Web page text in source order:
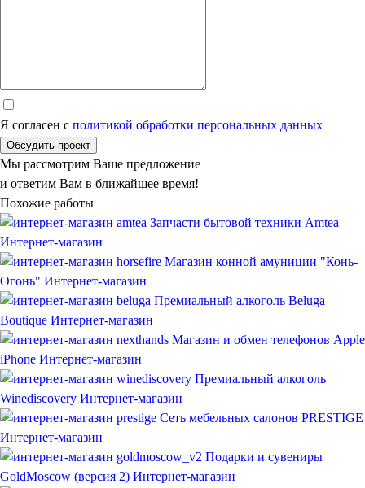
Я согласен с политикой обработки персональных данных
Обсудить проект
Мы рассмотрим Ваше предложение
и ответим Вам в ближайшее время!
Похожие работы
Запчасти бытовой техники Amtea
Интернет-магазин
Магазин конной амуниции "Конь-
Огонь" Интернет-магазин
Премиальный алкоголь Beluga
Boutique Интернет-магазин
Магазин и обмен телефонов Apple
iPhone Интернет-магазин
Премиальный алкоголь
Winediscovery Интернет-магазин
Сеть мебельных салонов PRESTIGE
Интернет-магазин
Подарки и сувениры
GoldMoscow (версия 2) Интернет-магазин